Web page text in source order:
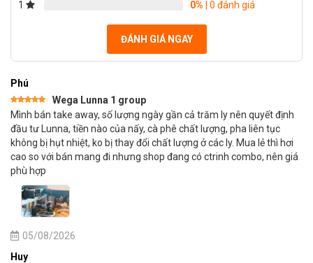
1
0% | 0 đánh giá
ĐÁNH GIÁ NGAY
Phú
Được xếp
hạng 5 5
sao
Wega Lunna 1 group
Mình bán take away, số lượng ngày gần cả trăm ly nên quyết định
đầu tư Lunna, tiền nào của nấy, cà phê chất lượng, pha liên tục
không bị hụt nhiệt, ko bị thay đổi chất lượng ở các ly. Mua lẻ thì hơi
cao so với bán mang đi nhưng shop đang có ctrinh combo, nên giá
phù hợp
05/08/2026
Huy